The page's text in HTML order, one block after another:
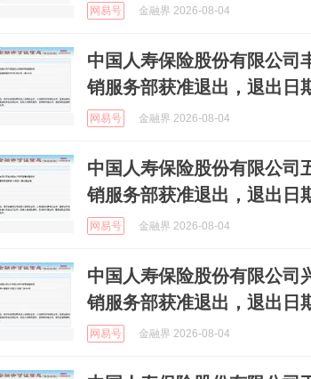
网易号 金融界 2026-08-04
中国人寿保险股份有限公司
销服务部获准退出，退出日
网易号 金融界 2026-08-04
中国人寿保险股份有限公司
销服务部获准退出，退出日
网易号 金融界 2026-08-04
中国人寿保险股份有限公司
销服务部获准退出，退出日
网易号 金融界 2026-08-04